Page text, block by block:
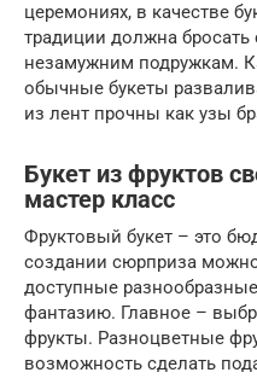
церемониях, в качестве
традиции должна бросать
незамужним подружкам.
обычные букеты
из лент прочны как узы
Букет из фруктов
мастер класс
Фруктовый букет – это
создании сюрприза
доступные
фантазию. Главное –
фрукты. Разноцветные
возможность сделать